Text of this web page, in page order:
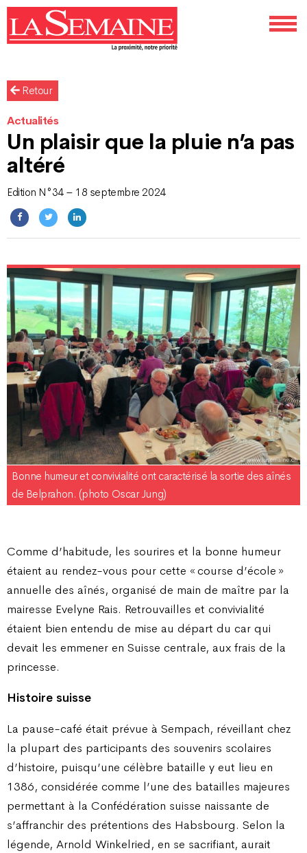
Retour
Actualités
Un plaisir que la pluie n’a pas
altéré
Edition N°34 – 18 septembre 2024
Bonne humeur et convivialité ont caractérisé la sortie des aînés
de Belprahon. (photo Oscar Jung)
Comme d’habitude, les sourires et la bonne humeur
étaient au rendez-vous pour cette « course d’école »
annuelle des aînés, organisé de main de maître par la
mairesse Evelyne Rais. Retrouvailles et convivialité
étaient bien entendu de mise au départ du car qui
devait les emmener en Suisse centrale, aux frais de la
princesse.
Histoire suisse
La pause-café était prévue à Sempach, réveillant chez
la plupart des participants des souvenirs scolaires
d’histoire, puisqu’une célèbre bataille y eut lieu en
1386, considérée comme l’une des batailles majeures
permettant à la Confédération suisse naissante de
s’affranchir des prétentions des Habsbourg. Selon la
légende, Arnold Winkelried, en se sacrifiant, aurait